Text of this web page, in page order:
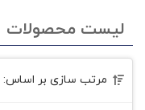
لیست محصولات
مرتب سازی بر اساس: